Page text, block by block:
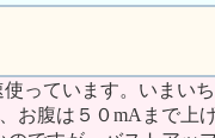
っています。いまい
お腹は５０mAまで上